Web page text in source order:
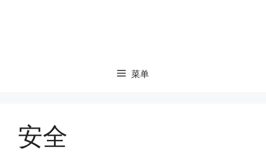
菜单
安全